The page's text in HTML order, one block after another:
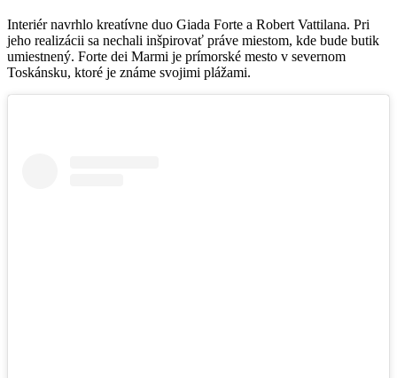
Interiér navrhlo kreatívne duo Giada Forte a Robert Vattilana. Pri
jeho realizácii sa nechali inšpirovať práve miestom, kde bude butik
umiestnený. Forte dei Marmi je prímorské mesto v severnom
Toskánsku, ktoré je známe svojimi plážami.